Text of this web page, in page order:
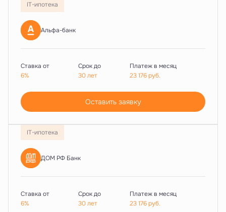
IT-ипотека
Альфа-банк
Ставка от
6%
Срок до
30 лет
Платеж в месяц
23 176руб.
Оставить заявку
IT-ипотека
ДОМ РФ Банк
Ставка от
6%
Срок до
30 лет
Платеж в месяц
23 176руб.